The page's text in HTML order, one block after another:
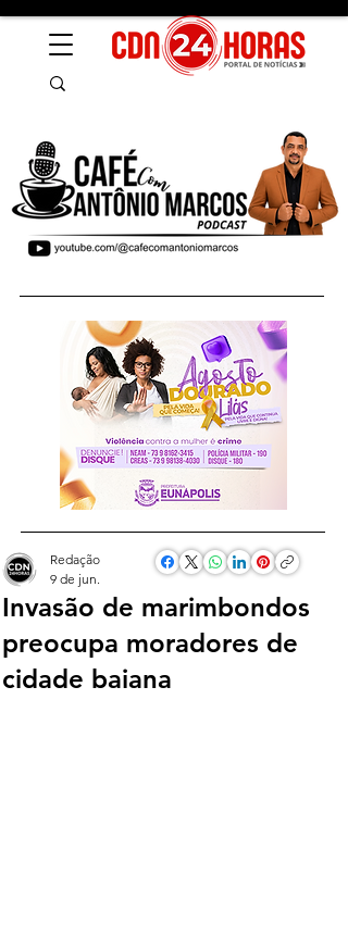
Invasão de marimbondos
preocupa moradores de
cidade baiana
Redação
9 de jun.